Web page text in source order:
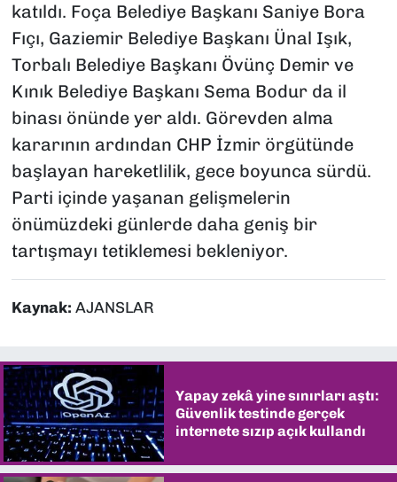
katıldı. Foça Belediye Başkanı Saniye Bora
Fıçı, Gaziemir Belediye Başkanı Ünal Işık,
Torbalı Belediye Başkanı Övünç Demir ve
Kınık Belediye Başkanı Sema Bodur da il
binası önünde yer aldı. Görevden alma
kararının ardından CHP İzmir örgütünde
başlayan hareketlilik, gece boyunca sürdü.
Parti içinde yaşanan gelişmelerin
önümüzdeki günlerde daha geniş bir
tartışmayı tetiklemesi bekleniyor.
Kaynak: AJANSLAR
Yapay zekâ yine sınırları aştı:
Güvenlik testinde gerçek
internete sızıp açık kullandı